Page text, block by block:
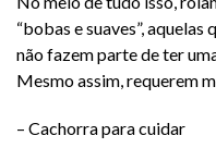
“bobas e suaves”,
não fazem parte de ter
Mesmo assim, requerem
– Cachorra para cuidar